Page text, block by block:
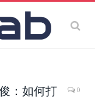
：如何打
0